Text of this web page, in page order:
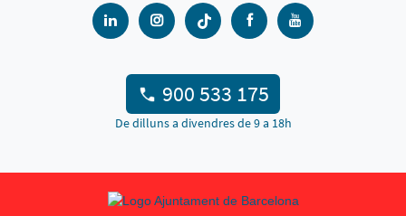
900 533 175
De dilluns a divendres de 9 a 18h